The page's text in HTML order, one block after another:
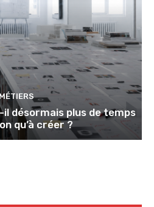
désormais plus de temps
qu’à créer ?